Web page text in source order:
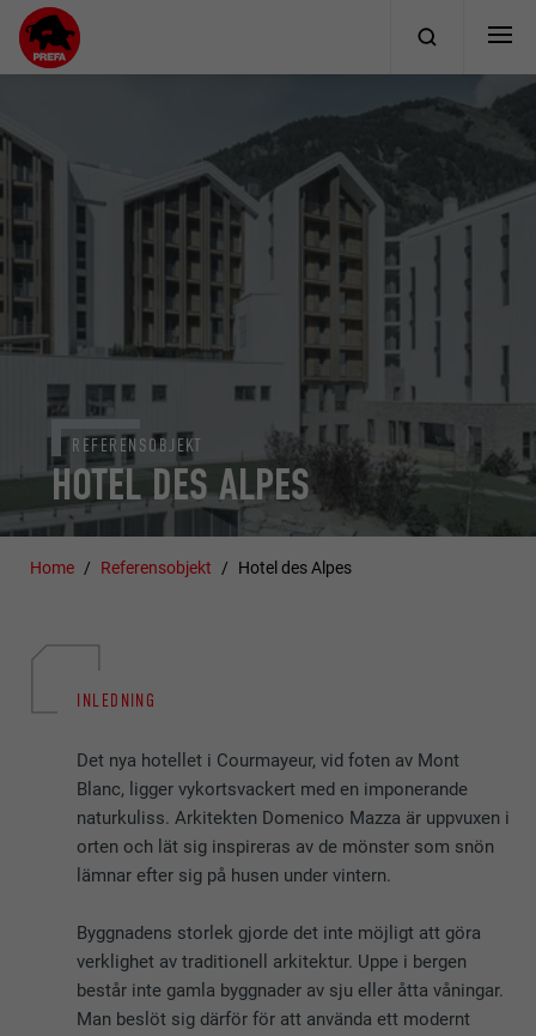
HOTEL DES ALPES
REFERENSOBJEKT
Home Referensobjekt Hotel des Alpes
INLEDNING
Det nya hotellet i Courmayeur, vid foten av Mont
Blanc, ligger vykortsvackert med en imponerande
naturkuliss. Arkitekten Domenico Mazza är uppvuxen i
orten och lät sig inspireras av de mönster som snön
lämnar efter sig på husen under vintern.
Byggnadens storlek gjorde det inte möjligt att göra
verklighet av traditionell arkitektur. Uppe i bergen
består inte gamla byggnader av sju eller åtta våningar.
Man beslöt sig därför för att använda ett modernt